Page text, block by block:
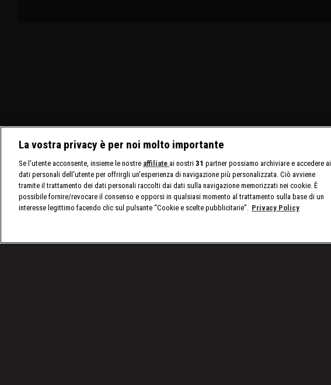
La vostra privacy è per noi molto importante
Se l'utente acconsente, insieme le nostre affiliate ai nostri 31 partner possiamo archiviare e accedere ai
dati personali dell'utente per offrirgli un'esperienza di navigazione più personalizzata. Ciò avviene
tramite il trattamento dei dati personali raccolti dai dati sulla navigazione memorizzati nei cookie. È
possibile fornire/revocare il consenso e opporsi in qualsiasi momento al trattamento sulla base di un
interesse legittimo facendo clic sul pulsante “Cookie e scelte pubblicitarie”. Privacy Policy